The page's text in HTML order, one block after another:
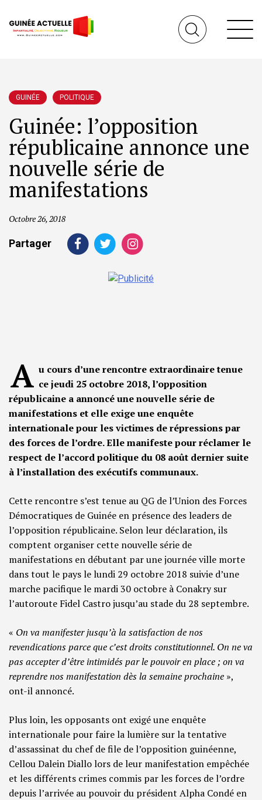
GUINÉE POLITIQUE
Guinée: l’opposition
républicaine annonce une
nouvelle série de
manifestations
Octobre 26, 2018
Partager
A u cours d’une rencontre extraordinaire tenue
ce jeudi 25 octobre 2018, l’opposition
républicaine a annoncé une nouvelle série de
manifestations et elle exige une enquête
internationale pour les victimes de répressions par
des forces de l’ordre. Elle manifeste pour réclamer le
respect de l’accord politique du 08 août dernier suite
à l’installation des exécutifs communaux.
Cette rencontre s’est tenue au QG de l’Union des Forces
Démocratiques de Guinée en présence des leaders de
l’opposition républicaine. Selon leur déclaration, ils
comptent organiser cette nouvelle série de
manifestations en débutant par une journée ville morte
dans tout le pays le lundi 29 octobre 2018 suivie d’une
marche pacifique le mardi 30 octobre à Conakry sur
l’autoroute Fidel Castro jusqu’au stade du 28 septembre.
« On va manifester jusqu’à la satisfaction de nos
revendications parce que c’est droits constitutionnel. On ne va
pas accepter d’être intimidés par le pouvoir en place ; on va
reprendre nos manifestation dès la semaine prochaine »,
ont-il annoncé.
Plus loin, les opposants ont exigé une enquête
internationale pour faire la lumière sur la tentative
d’assassinat du chef de file de l’opposition guinéenne,
Cellou Dalein Diallo lors de leur manifestation empêchée
et les différents crimes commis par les forces de l’ordre
depuis l’arrivée au pouvoir du président Alpha Condé en